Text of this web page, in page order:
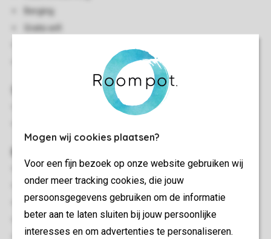
Mogen wij cookies plaatsen?
Voor een fijn bezoek op onze website gebruiken wij
onder meer tracking cookies, die jouw
persoonsgegevens gebruiken om de informatie
beter aan te laten sluiten bij jouw persoonlijke
interesses en om advertenties te personaliseren.
Berging
Gratis wifi
Slaapkamer met 2-persoonsbed
Gedeeltelijk omheinde tuin
Gedeeltelijk overdekt terras
Terras
Terrasmeubilair (kan per woning verschillen)
Parkeren in de buurt van de accommodatie